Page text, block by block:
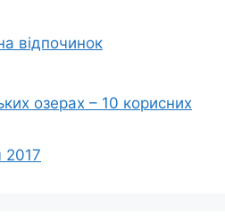
відпочинок
озерах – 10 корисних
2017